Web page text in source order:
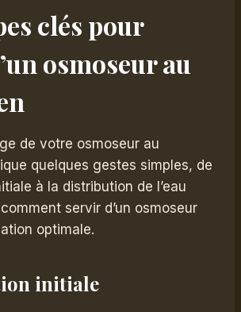
clés pour
osmoseur au
de votre osmoseur au
quelques gestes simples, de
à la distribution de l’eau
servir d’un osmoseur
optimale.
initiale